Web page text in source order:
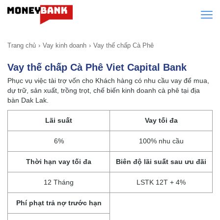
Trang chủ Vay kinh doanh Vay thế chấp Cà Phê
Vay thế chấp Cà Phê Viet Capital Bank
Phục vụ việc tài trợ vốn cho Khách hàng có nhu cầu vay để mua,
dự trữ, sản xuất, trồng trọt, chế biến kinh doanh cà phê tại địa
bàn Dak Lak.
Lãi suất
6%
Vay tối đa
100% nhu cầu
Thời hạn vay tối đa
12 Tháng
Biên độ lãi suất sau ưu đãi
LSTK 12T + 4%
Phí phạt trả nợ trước hạn